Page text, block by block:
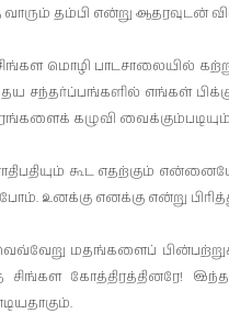
வாரும் தம்பி என்று ஆத­ர­வுடன்
மொழி பாட­சா­லையில்
சந்­தர்ப்­பங்­களில் எங்கள் பிக்கு
கழுவி
கூட எதற்கும்
உனக்கு எனக்கு என்று
மதங்­களைப்
சிங்­கள கோத்­தி­ரத்­தி­னரே!